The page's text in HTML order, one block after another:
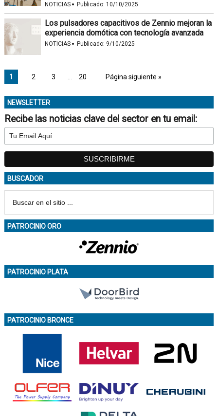
NOTICIAS · Publicado: 10/10/2025
Los pulsadores capacitivos de Zennio mejoran la
experiencia domótica con tecnología avanzada
NOTICIAS · Publicado: 9/10/2025
1 2 3 20 Página siguiente »
NEWSLETTER
Recibe las noticias clave del sector en tu email:
BUSCADOR
PATROCINIO ORO
PATROCINIO PLATA
PATROCINIO BRONCE